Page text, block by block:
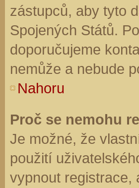
zástupců, aby tyto
Spojených Států.
doporučujeme
nemůže a nebude
Nahoru
Proč se nemohu
Je možné, že
použití
vypnout registrace,